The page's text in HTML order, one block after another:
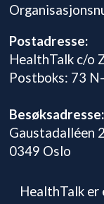
Postadresse:
HealthTalk c/o
Postboks: 73
Besøksadresse:
Gaustadalléen
0349 Oslo
HealthTalk er